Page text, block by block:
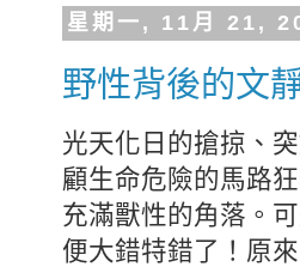
星期一, 11月 21,
野性背後的文
光天化日的搶掠、
顧生命危險的馬路
充滿獸性的角落。
便大錯特錯了！原